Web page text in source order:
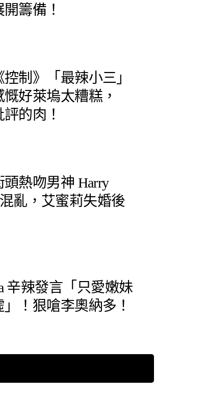
籌備！
制》「最辣小三」
好萊塢太糟糕，
的肉！
頭熱吻男神 Harry
亂，艾蜜莉失婚後
辛辣發言「只愛嫩妹
！狠嗆李奧納多！